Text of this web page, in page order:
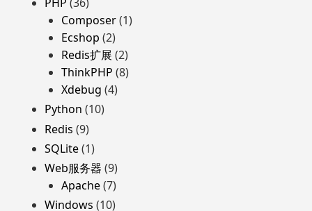
Composer(1)
Ecshop (2)
Redis扩展 (2)
ThinkPHP (8)
Xdebug (4)
Python (10)
Redis (9)
SQLite(1)
Web服务器 (9)
Apache(7)
Windows (10)